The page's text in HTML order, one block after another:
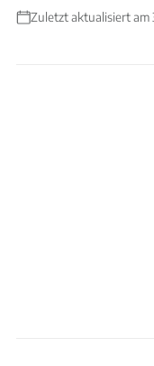
Zuletzt aktualisiert am